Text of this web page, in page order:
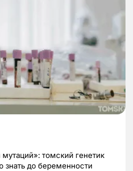
томский генетик
до беременности